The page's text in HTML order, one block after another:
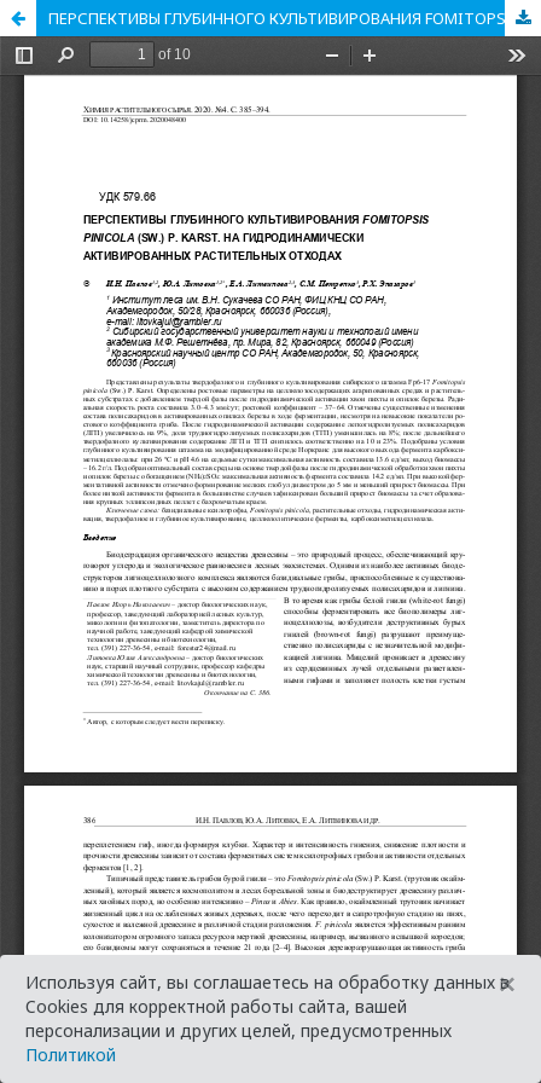
ПЕРСПЕКТИВЫ ГЛУБИННОГО КУЛЬТИВИРОВАНИЯ FOMITOPSIS PINICOLA (SW.) P. KARST. НА ГИДРОДИНАМИЧЕСКИ АКТИВИРОВАННЫХ РАСТИТЕЛЬНЫХ ОТХОДАХ
Используя сайт, вы соглашаетесь на обработку данных в
Cookies для корректной работы сайта, вашей
персонализации и других целей, предусмотренных
Политикой
×